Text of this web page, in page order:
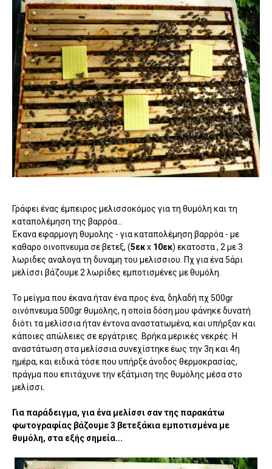
Γράφει ένας έμπειρος μελισσοκόμος για τη θυμόλη και τη
καταπολέμηση της βαρρόα...
Έκανα εφαρμογη θυμολης - για καταπολέμηση βαρρόα - με
καθαρο οινοπνευμα σε βετεξ, (5εκx 10εκ) εκατοστα , 2 με 3
λωριδες αναλογα τη δυναμη του μελισσιου. Πχ για ένα 5άρι
μελίσσι βάζουμε 2 λωρίδες εμποτισμένες με θυμόλη.
Το μείγμα που έκανα ήταν ένα προς ένα, δηλαδή πχ 500gr
οινόπνευμα 500gr θυμόλης, η οποία δόση μου φάνηκε δυνατή
διότι τα μελίσσια ήταν έντονα αναστατωμένα, και υπήρξαν και
κάποιες απώλειες σε εργάτριες. Βρήκα μερικές νεκρές. Η
αναστάτωση στα μελίσσια συνεχίστηκε έως την 3η και 4η
ημέρα, και ειδικά τόσε που υπήρξε άνοδος θερμοκρασίας,
πράγμα που επιτάχυνε την εξάτμιση της θυμόλης μέσα στο
μελίσσι.
Για παράδειγμα, για ένα μελίσσι σαν της παρακάτω
φωτογραφίας βάζουμε 3 βετεξάκια εμποτισμένα με
θυμόλη, στα εξής σημεία...